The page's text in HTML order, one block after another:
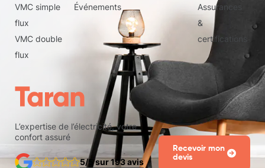
VMC simple
flux
VMC double
flux
Événements
Assurances
&
certifications
L’expertise de l’électricité, votre
confort assuré
5/5 sur 193 avis
Recevoir mon
devis